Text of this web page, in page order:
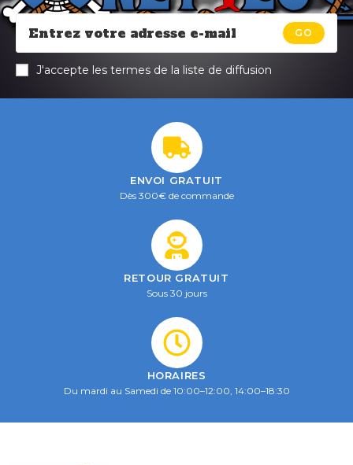
GO
J'accepte les termes de la liste de diffusion
ENVOI GRATUIT
Dès 300€ de commande
RETOUR GRATUIT
Sous 30 jours
HORAIRES
Du mardi au Samedi de 10:00–12:00, 14:00–18:30